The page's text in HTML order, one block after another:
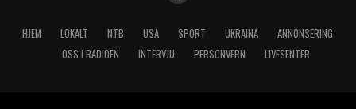
HJEM LOKALT NTB USA SPORT UKRAINA
ANNONSERING
OSS I RADIOEN
INTERVJU PERSONVERN LIVESENTER